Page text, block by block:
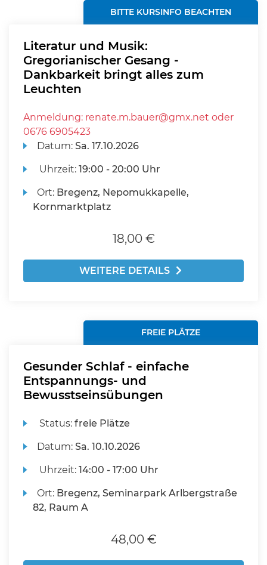
BITTE KURSINFO BEACHTEN
Literatur und Musik:
Gregorianischer Gesang -
Dankbarkeit bringt alles zum
Leuchten
Anmeldung: renate.m.bauer@gmx.net oder
0676 6905423
Datum:Sa. 17.10.2026
Uhrzeit:19:00 - 20:00 Uhr
Ort: Bregenz, Nepomukkapelle,
Kornmarktplatz
18,00 €
WEITERE DETAILS
FREIE PLÄTZE
Gesunder Schlaf - einfache
Entspannungs- und
Bewusstseinsübungen
Status:freie Plätze
Datum:Sa. 10.10.2026
Uhrzeit:14:00 - 17:00 Uhr
Ort: Bregenz, Seminarpark Arlbergstraße
82, Raum A
48,00 €